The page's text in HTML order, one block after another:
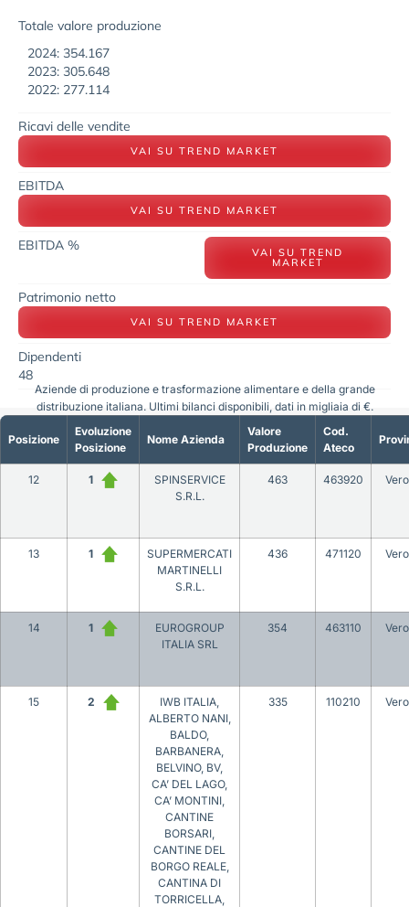
Totale valore produzione
2024: 354.167
2023: 305.648
2022: 277.114
Ricavi delle vendite
VAI SU TREND MARKET
EBITDA
VAI SU TREND MARKET
EBITDA % VAI SU TREND
MARKET
Patrimonio netto
VAI SU TREND MARKET
Dipendenti
48
Posizione
Evoluzione
Posizione
Nome Azienda
Valore
Produzione
Cod.
Ateco
12 1
SPINSERVICE
S.R.L.
463 463920
13 1
SUPERMERCATI
MARTINELLI
S.R.L.
436 471120
14 1
EUROGROUP
ITALIA SRL
354 463110
15 2
IWB ITALIA,
ALBERTO NANI,
BALDO,
BARBANERA,
BELVINO, BV,
CA’ DEL LAGO,
CA’ MONTINI,
CANTINE
BORSARI,
CANTINE DEL
BORGO REALE,
CANTINA DI
TORRICELLA,
335 110210
Aziende di produzione e trasformazione alimentare e della grande
distribuzione italiana. Ultimi bilanci disponibili, dati in migliaia di €.